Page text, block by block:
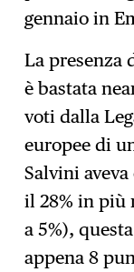
gennaio in
La presenza
è bastata
voti dalla
europee di
Salvini
il 28% in più
a 5%),
appena 8